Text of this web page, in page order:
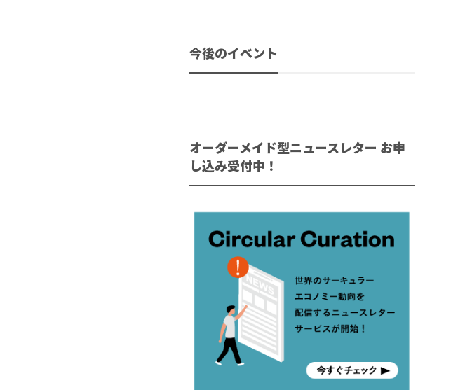
今後のイベント
オーダーメイド型ニュースレター お申
し込み受付中！